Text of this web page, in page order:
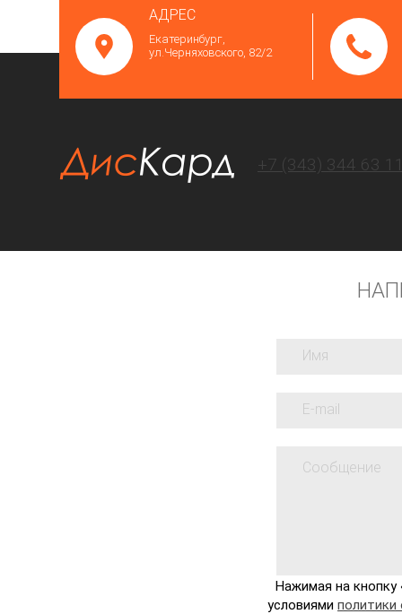
АДРЕС
Екатеринбург,
ул.Черняховского, 82/2
+7 (343) 344 63
Нажимая на кнопку
условиями политики